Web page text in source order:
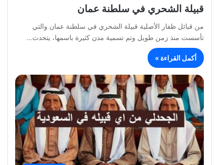
قبيلة الشحري في سلطنة عمان
من قبائل ظفار الأصلية قبيلة الشحري في سلطنة عمان والتي
تأسست منذ زمن طويل وتم تسمية مدن كثيرة باسمها، يتحدث…
أكمل القراءة »